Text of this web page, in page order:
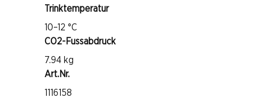
Trinktemperatur
10–12 °C
CO2-Fussabdruck
7.94 kg
Art.Nr.
1116158